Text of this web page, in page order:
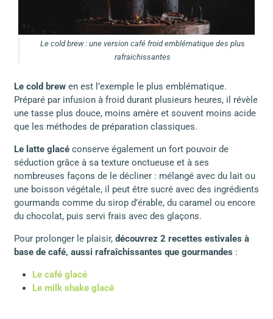
Le cold brew : une version café froid emblématique des plus
rafraichissantes
Le cold brew en est l’exemple le plus emblématique.
Préparé par infusion à froid durant plusieurs heures, il révèle
une tasse plus douce, moins amère et souvent moins acide
que les méthodes de préparation classiques.
Le latte glacéconserve également un fort pouvoir de
séduction grâce à sa texture onctueuse et à ses
nombreuses façons de le décliner : mélangé avec du lait ou
une boisson végétale, il peut être sucré avec des ingrédients
gourmands comme du sirop d’érable, du caramel ou encore
du chocolat, puis servi frais avec des glaçons.
Pour prolonger le plaisir, découvrez 2 recettes estivales à
base de café, aussi rafraîchissantes que gourmandes :
Le café glacé
Le milk shake glacé